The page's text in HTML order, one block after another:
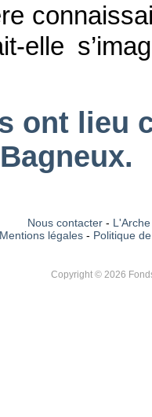
elle
ont lieu
Nous contacter-
Mentions légales - Politique
Copyright © 2026